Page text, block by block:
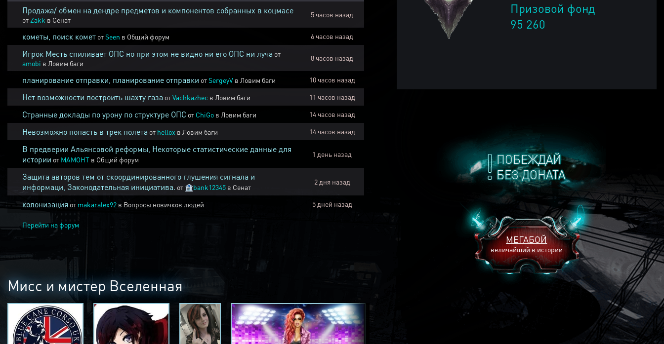
ПОБЕЖДАЙ
БЕЗ ДОНАТА
МЕГАБОЙ
величайший в истории
Призовой фонд
95 260
Продажа/ обмен на дендре предметов и компонентов собранных в коцмасе
от Zakk в Сенат
5 часов назад
кометы, поиск комет отSeen в Общий форум 6 часов назад
Игрок Месть спиливает ОПС но при этом не видно ни его ОПС ни луча от
amobi в Ловим баги
8 часов назад
планирование отправки, планирование отправки отSergeyV в Ловим баги 10 часов назад
Нет возможности построить шахту газа отVachkazhec в Ловим баги 11 часов назад
Странные доклады по урону по структуре ОПС от ChiGo в Ловим баги 14 часов назад
Невозможно попасть в трек полета от hellox в Ловим баги 14 часов назад
В предверии Альянсовой реформы, Некоторые статистические данные для
истории от MAMOHT в Общий форум
1 день назад
Защита авторов тем от скоординированного глушения сигнала и
информаци, Законодательная инициатива. от 🏦bank12345 в Сенат
2 дня назад
колонизация от makaralex92 в Вопросы новичков людей 5 дней назад
Перейти на форум
Мисс и мистер Вселенная